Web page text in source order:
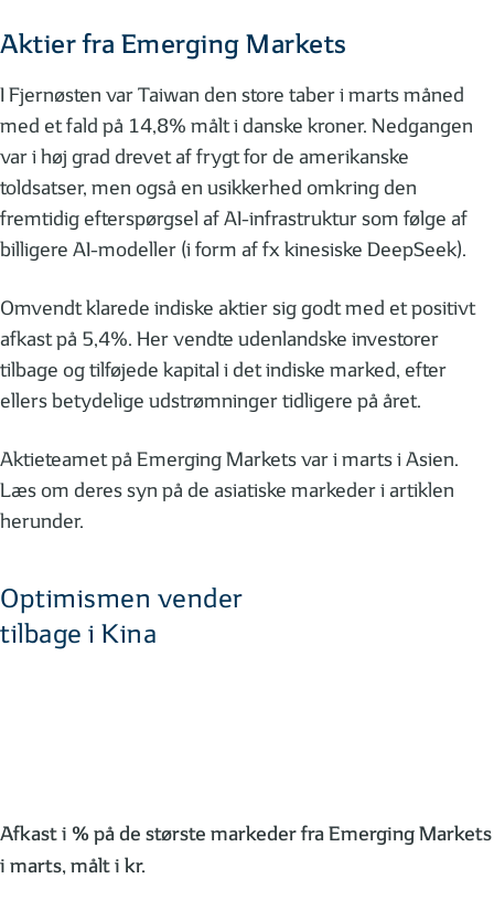
Aktier fra Emerging Markets
I Fjernøsten var Taiwan den store taber i marts måned
med et fald på 14,8% målt i danske kroner. Nedgangen
var i høj grad drevet af frygt for de amerikanske
toldsatser, men også en usikkerhed omkring den
fremtidig efterspørgsel af AI-infrastruktur som følge af
billigere AI-modeller (i form af fx kinesiske DeepSeek).
Omvendt klarede indiske aktier sig godt med et positivt
afkast på 5,4%. Her vendte udenlandske investorer
tilbage og tilføjede kapital i det indiske marked, efter
ellers betydelige udstrømninger tidligere på året.
Aktieteamet på Emerging Markets var i marts i Asien.
Læs om deres syn på de asiatiske markeder i artiklen
herunder.
Optimismen vender
tilbage i Kina
Afkast i % på de største markeder fra Emerging Markets
i marts, målt i kr.